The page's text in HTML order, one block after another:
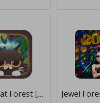
Secret Cat Forest [Много денег]